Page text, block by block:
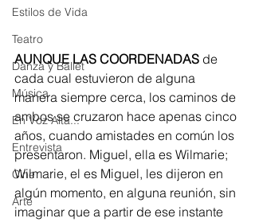
Estilos de Vida
Teatro
Danza y Ballet
Música
En Voz Alta...
Entrevista
Cine
Arte
AUNQUE LAS COORDENADAS de
cada cual estuvieron de alguna
manera siempre cerca, los caminos de
ambos se cruzaron hace apenas cinco
años, cuando amistades en común los
presentaron. Miguel, ella es Wilmarie;
Wilmarie, el es Miguel, les dijeron en
algún momento, en alguna reunión, sin
imaginar que a partir de ese instante